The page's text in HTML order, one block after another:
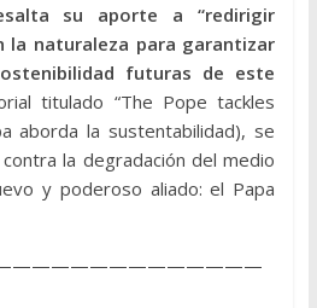
su aporte a “redirigir
la naturaleza para garantizar
futuras de este
titulado “The Pope tackles
aborda la sustentabilidad), se
la degradación del medio
y poderoso aliado: el Papa